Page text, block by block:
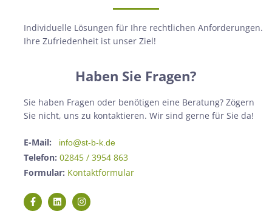
Individuelle Lösungen für Ihre rechtlichen Anforderungen.
Ihre Zufriedenheit ist unser Ziel!
Haben Sie Fragen?
Sie haben Fragen oder benötigen eine Beratung? Zögern
Sie nicht, uns zu kontaktieren. Wir sind gerne für Sie da!
E-Mail: info@st-b-k.de
Telefon: 02845 / 3954 863
Formular: Kontaktformular